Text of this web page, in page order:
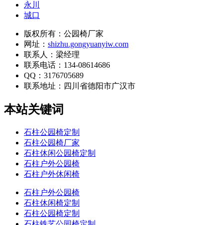
永川
城口
版权所有：公园椅厂家
网址： shizhu.gongyuanyiw.com
联系人：梁经理
联系电话：134-08614686
QQ：3176705689
联系地址： 四川省德阳市广汉市
本站关键词
石柱公园椅定制
石柱公园椅厂家
石柱休闲公园椅定制
石柱户外公园椅
石柱户外休闲椅
石柱户外公园椅
石柱休闲椅定制
石柱公园椅定制